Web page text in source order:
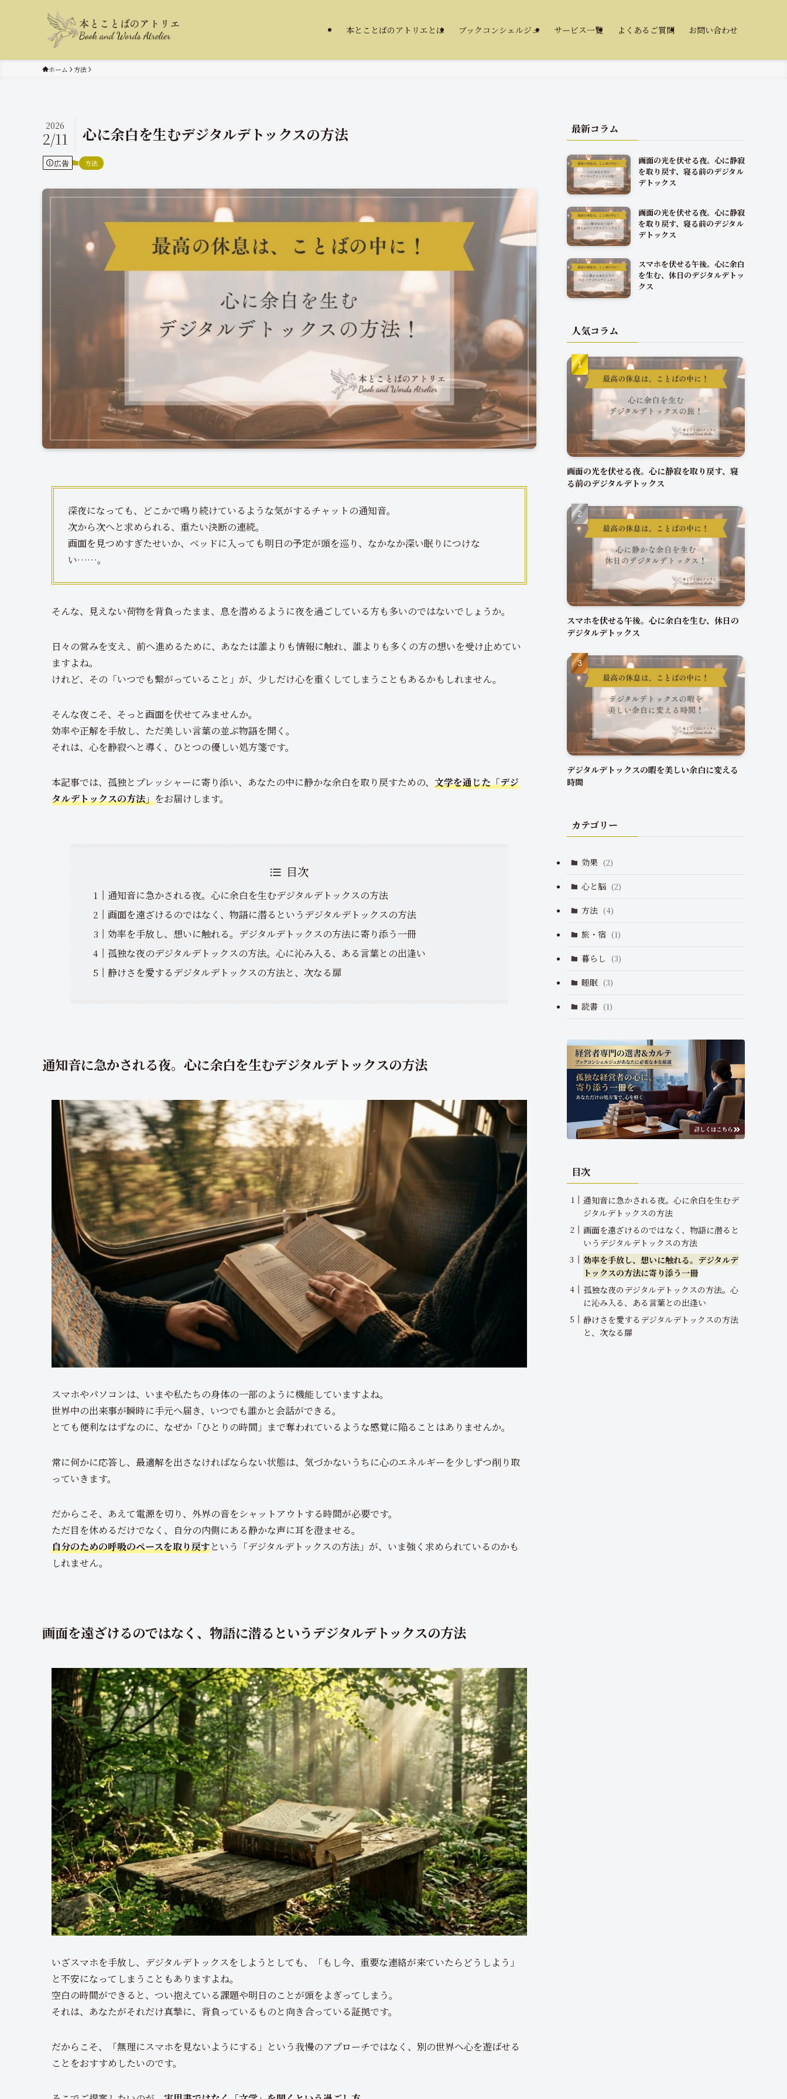
本とことばのアトリエとは ブックコンシェルジュ サービス一覧 よくあるご質問 お問い合わせ
ホーム 方法
心に余白を生むデジタルデトックスの方法
2026
2/11
広告 方法
深夜になっても、どこかで鳴り続けているような気がするチャットの通知音。
次から次へと求められる、重たい決断の連続。
画面を見つめすぎたせいか、ベッドに入っても明日の予定が頭を巡り、なかなか深い眠りにつけな
い……。
そんな、見えない荷物を背負ったまま、息を潜めるように夜を過ごしている方も多いのではないでしょうか。
日々の営みを支え、前へ進めるために、あなたは誰よりも情報に触れ、誰よりも多くの方の想いを受け止めてい
ますよね。
けれど、その「いつでも繋がっていること」が、少しだけ心を重くしてしまうこともあるかもしれません。
そんな夜こそ、そっと画面を伏せてみませんか。
効率や正解を手放し、ただ美しい言葉の並ぶ物語を開く。
それは、心を静寂へと導く、ひとつの優しい処方箋です。
本記事では、孤独とプレッシャーに寄り添い、あなたの中に静かな余白を取り戻すための、 文学を通じた「デジ
タルデトックスの方法」をお届けします。
目次
通知音に急かされる夜。心に余白を生むデジタルデトックスの方法
画面を遠ざけるのではなく、物語に潜るというデジタルデトックスの方法
効率を手放し、想いに触れる。デジタルデトックスの方法に寄り添う一冊
孤独な夜のデジタルデトックスの方法。心に沁み入る、ある言葉との出逢い
静けさを愛するデジタルデトックスの方法と、次なる扉
通知音に急かされる夜。心に余白を生むデジタルデトックスの方法
スマホやパソコンは、いまや私たちの身体の一部のように機能していますよね。
世界中の出来事が瞬時に手元へ届き、いつでも誰かと会話ができる。
とても便利なはずなのに、なぜか「ひとりの時間」まで奪われているような感覚に陥ることはありませんか。
常に何かに応答し、最適解を出さなければならない状態は、気づかないうちに心のエネルギーを少しずつ削り取
っていきます。
だからこそ、あえて電源を切り、外界の音をシャットアウトする時間が必要です。
ただ目を休めるだけでなく、自分の内側にある静かな声に耳を澄ませる。
自分のための呼吸のペースを取り戻すという「デジタルデトックスの方法」が、いま強く求められているのかも
しれません。
画面を遠ざけるのではなく、物語に潜るというデジタルデトックスの方法
いざスマホを手放し、デジタルデトックスをしようとしても、「もし今、重要な連絡が来ていたらどうしよう」
と不安になってしまうこともありますよね。
空白の時間ができると、つい抱えている課題や明日のことが頭をよぎってしまう。
それは、あなたがそれだけ真摯に、背負っているものと向き合っている証拠です。
だからこそ、「無理にスマホを見ないようにする」という我慢のアプローチではなく、別の世界へ心を遊ばせる
ことをおすすめしたいのです。
最新コラム
画面の光を伏せる夜。心に静寂
を取り戻す、寝る前のデジタル
デトックス
画面の光を伏せる夜。心に静寂
を取り戻す、寝る前のデジタル
デトックス
スマホを伏せる午後。心に余白
を生む、休日のデジタルデトッ
クス
人気コラム
画面の光を伏せる夜。心に静寂を取り戻す、寝
る前のデジタルデトックス
スマホを伏せる午後。心に余白を生む、休日の
デジタルデトックス
デジタルデトックスの暇を美しい余白に変える
時間
カテゴリー
効果 (2)
心と脳 (2)
方法 (4)
旅・宿 (1)
暮らし (3)
睡眠 (3)
読書 (1)
目次
通知音に急かされる夜。心に余白を生むデ
ジタルデトックスの方法
画面を遠ざけるのではなく、物語に潜ると
いうデジタルデトックスの方法
効率を手放し、想いに触れる。デジタルデ
トックスの方法に寄り添う一冊
孤独な夜のデジタルデトックスの方法。心
に沁み入る、ある言葉との出逢い
静けさを愛するデジタルデトックスの方法
と、次なる扉